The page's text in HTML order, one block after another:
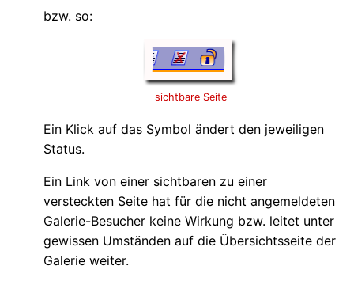
bzw. so:
sichtbare Seite
Ein Klick auf das Symbol ändert den jeweiligen
Status.
Ein Link von einer sichtbaren zu einer
versteckten Seite hat für die nicht angemeldeten
Galerie-Besucher keine Wirkung bzw. leitet unter
gewissen Umständen auf die Übersichtsseite der
Galerie weiter.